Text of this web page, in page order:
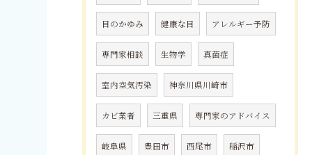
目のかゆみ 健康な目 アレルギー予防
専門家相談 生物学 真菌症
室内空気汚染 神奈川県川崎市
カビ業者 三重県 専門家のアドバイス
岐阜県 豊田市 西尾市 稲沢市